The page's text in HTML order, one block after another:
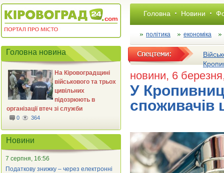
Головна Новини
політика економіка
новини, 6
У
споживачів
Головна новина
На Кіровоградщині
військового та трьох
цивільних
підозрюють в
організації втеч зі служби
0 364
Новини
7 серпня, 16:56
Податкову знижку – через електронні